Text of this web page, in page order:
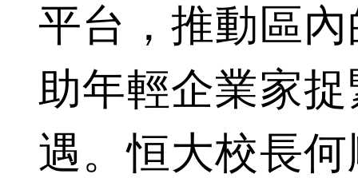
平台，推動區
助年輕企業家
遇。恒大校長